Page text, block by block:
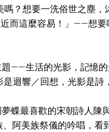
想要一洗俗世之塵，
而這麼容易！」——想
生活的光影，記憶的
迴響／回想，光影是詩
最喜歡的宋朝詩人陳
阿美族祭儀的吟唱，